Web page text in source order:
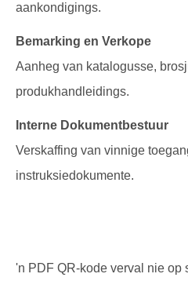
aankondigings.
Bemarking en Verkope
Aanheg van katalogusse,
produkhandleidings.
Interne Dokumentbestuur
Verskaffing van vinnige
instruksiedokumente.
'n PDF QR-kode verval nie op